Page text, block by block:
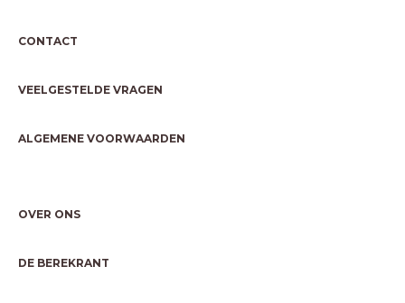
CONTACT
VEELGESTELDE VRAGEN
ALGEMENE VOORWAARDEN
OVER ONS
DE BEREKRANT